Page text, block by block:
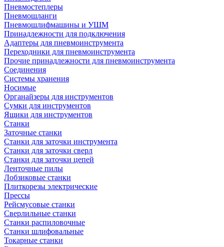
Пневмостеплеры
Пневмошланги
Пневмошлифмашины и УШМ
Принадлежности для подключения
Адаптеры для пневмоинструмента
Переходники для пневмоинструмента
Прочие принадлежности для пневмоинструмента
Соединения
Системы хранения
Носимые
Органайзеры для инструментов
Сумки для инструментов
Ящики для инструментов
Станки
Заточные станки
Станки для заточки инструмента
Станки для заточки сверл
Станки для заточки цепей
Ленточные пилы
Лобзиковые станки
Плиткорезы электрические
Прессы
Рейсмусовые станки
Сверлильные станки
Станки распиловочные
Станки шлифовальные
Токарные станки